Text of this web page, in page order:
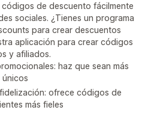
de descuento fácilmente
sociales. ¿Tienes un programa
para crear descuentos
aplicación para crear códigos
y afiliados.
haz que sean más
ofrece códigos de
más fieles